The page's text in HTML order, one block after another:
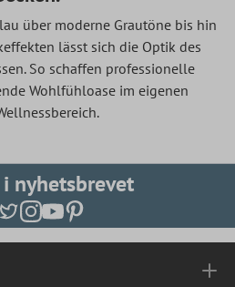
über moderne Grautöne bis hin
lässt sich die Optik des
So schaffen professionelle
Wohlfühloase im eigenen
i nyhetsbrevet